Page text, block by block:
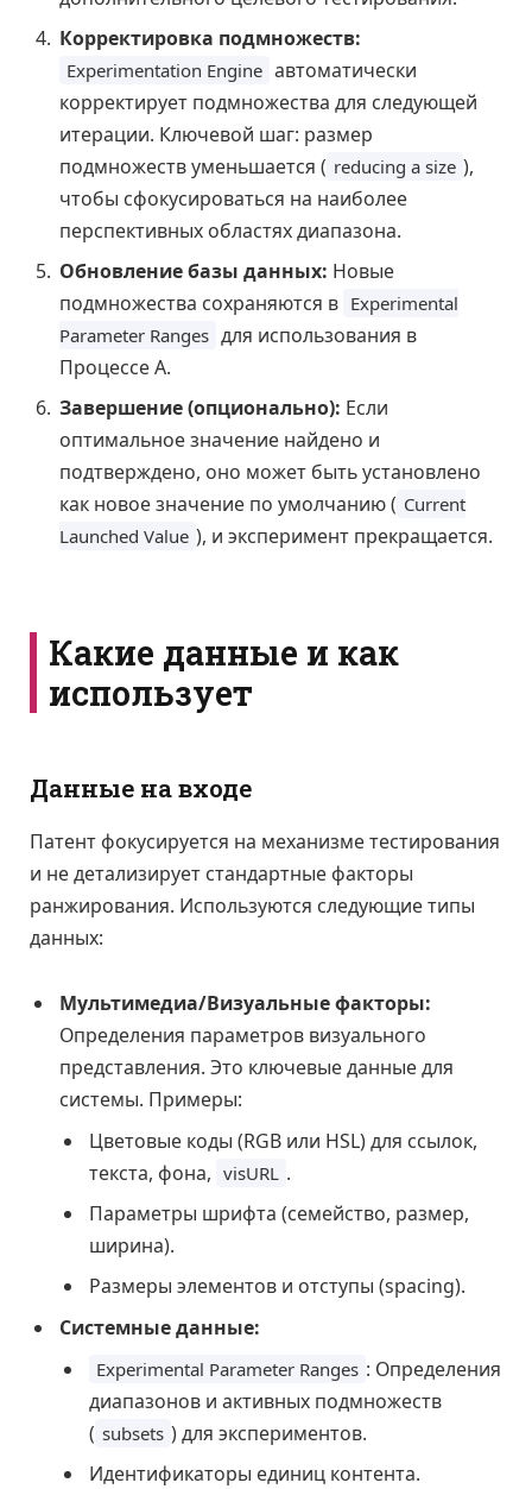
Корректировка подмножеств:
Experimentation Engine автоматически
корректирует подмножества для следующей
итерации. Ключевой шаг: размер
подмножеств уменьшается ( reducing a size ),
чтобы сфокусироваться на наиболее
перспективных областях диапазона.
Обновление базы данных: Новые
подмножества сохраняются в Experimental
Parameter Ranges для использования в
Процессе А.
Завершение (опционально): Если
оптимальное значение найдено и
подтверждено, оно может быть установлено
как новое значение по умолчанию ( Current
Launched Value ), и эксперимент прекращается.
Какие данные и как
использует
Данные на входе
Патент фокусируется на механизме тестирования
и не детализирует стандартные факторы
ранжирования. Используются следующие типы
данных:
Мультимедиа/Визуальные факторы:
Определения параметров визуального
представления. Это ключевые данные для
системы. Примеры:
Цветовые коды (RGB или HSL) для ссылок,
текста, фона, visURL .
Параметры шрифта (семейство, размер,
ширина).
Размеры элементов и отступы (spacing).
Системные данные:
Experimental Parameter Ranges : Определения
диапазонов и активных подмножеств
( subsets ) для экспериментов.
Идентификаторы единиц контента.